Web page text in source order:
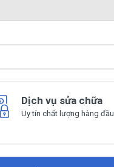
Dịch vụ sửa chữa
Uy tín chất lượng hàng đầu